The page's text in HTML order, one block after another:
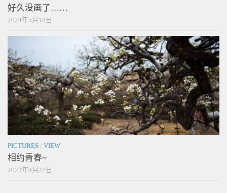
好久没画了……
2024年5月18日
PICTURES / VIEW
相约青春~
2023年9月22日